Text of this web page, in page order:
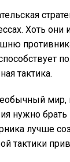
Хоть
тактика.
нужно
лучше
тактики